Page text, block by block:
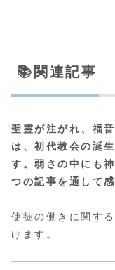
📚関連記事
聖霊が注がれ、福
は、初代教会の誕
す。弱さの中にも
つの記事を通して
使徒の働きに関す
けます。